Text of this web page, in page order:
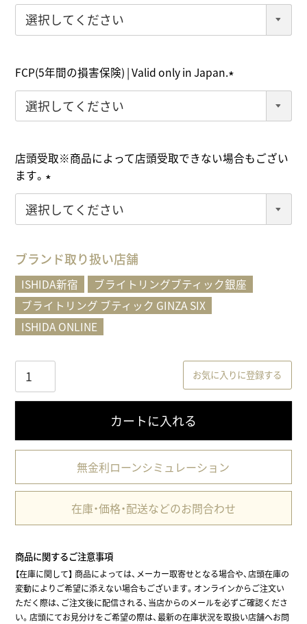
(
FCP(5年間の損害保険) | Valid only in Japan.
(
店頭受取※商品によって店頭受取できない場合もござい
ます。
(
必
ブランド取り扱い店舗
ISHIDA新宿
ブライトリングブティック銀座
ブライトリング ブティック GINZA SIX
ISHIDA ONLINE
お気に入りに登録する
カートに入れる
無金利ローンシミュレーション
在庫・価格・配送などのお問合わせ
商品に関するご注意事項
【在庫に関して】商品によっては、メーカー取寄せとなる場合や、店頭在庫の
変動によりご希望に添えない場合もございます。オンラインからご注文い
ただく際は、ご注文後に配信される、当店からのメールを必ずご確認くださ
い。店頭にてお見分けをご希望の際は、最新の在庫状況を取扱い店舗へお問